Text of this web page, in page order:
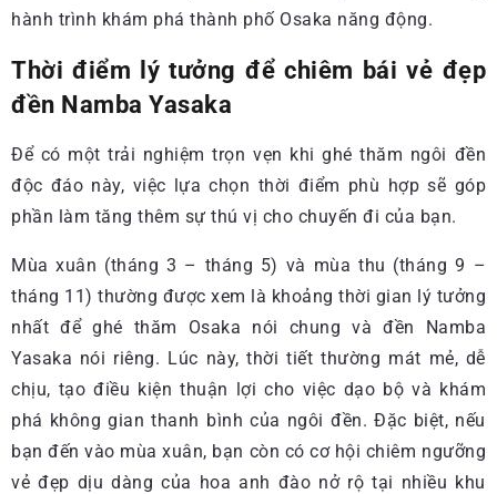
hành trình khám phá thành phố Osaka năng động.
Thời điểm lý tưởng để chiêm bái vẻ đẹp
đền Namba Yasaka
Để có một trải nghiệm trọn vẹn khi ghé thăm ngôi đền
độc đáo này, việc lựa chọn thời điểm phù hợp sẽ góp
phần làm tăng thêm sự thú vị cho chuyến đi của bạn.
Mùa xuân (tháng 3 – tháng 5) và mùa thu (tháng 9 –
tháng 11) thường được xem là khoảng thời gian lý tưởng
nhất để ghé thăm Osaka nói chung và đền Namba
Yasaka nói riêng. Lúc này, thời tiết thường mát mẻ, dễ
chịu, tạo điều kiện thuận lợi cho việc dạo bộ và khám
phá không gian thanh bình của ngôi đền. Đặc biệt, nếu
bạn đến vào mùa xuân, bạn còn có cơ hội chiêm ngưỡng
vẻ đẹp dịu dàng của hoa anh đào nở rộ tại nhiều khu